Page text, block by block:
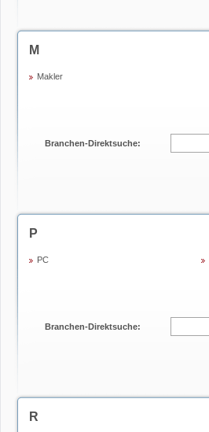
M
Makler
Branchen-Direktsuche:
P
PC
Branchen-Direktsuche:
R